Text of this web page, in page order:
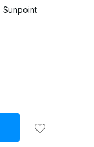
Sunpoint